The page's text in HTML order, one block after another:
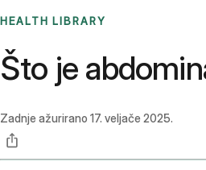
HEALTH LIBRARY
Što je
Zadnje ažurirano 17. veljače 2025.